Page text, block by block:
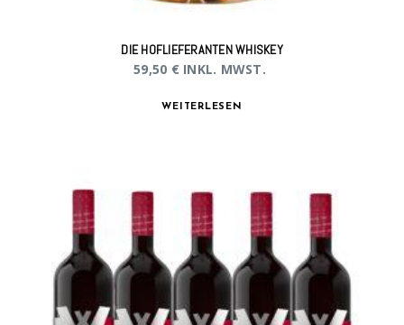
DIE HOFLIEFERANTEN WHISKEY
59,50 € INKL. MWST.
WEITERLESEN